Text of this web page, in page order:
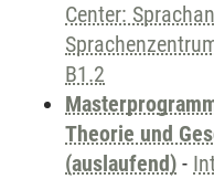
Center:
B1.2
Theorie und
(auslaufend) -